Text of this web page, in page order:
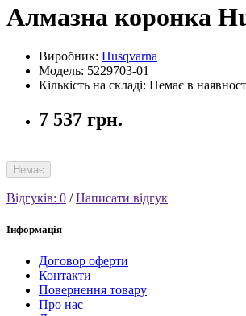
Алмазна коронка
Виробник: Husqvarna
Модель: 5229703-01
Кількість на складі: Немає в
7 537 грн.
Немає
Відгуків: 0 /Написати відгук
Інформація
Договор оферти
Контакти
Повернення товару
Про нас